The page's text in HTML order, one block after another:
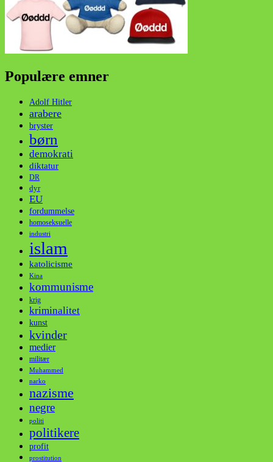
Populære emner
Adolf Hitler
arabere
bryster
børn
demokrati
diktatur
DR
dyr
EU
fordummelse
homoseksuelle
industri
islam
katolicisme
Kina
kommunisme
krig
kriminalitet
kunst
kvinder
medier
militær
Muhammed
narko
nazisme
negre
politi
politikere
profit
prostitution